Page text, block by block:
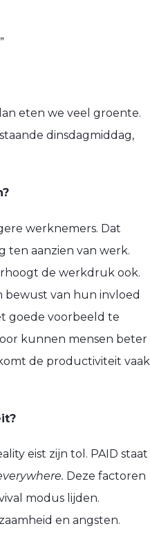
eten we veel groente.
dinsdagmiddag,
werknemers. Dat
ten aanzien van werk.
de werkdruk ook.
bewust van hun invloed
goede voorbeeld te
kunnen mensen beter
de productiviteit vaak
eist zijn tol. PAID staat
Deze factoren
modus lijden.
en angsten.